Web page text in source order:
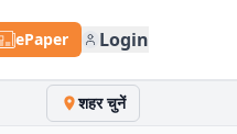
ePaper Login
शहर चुनें